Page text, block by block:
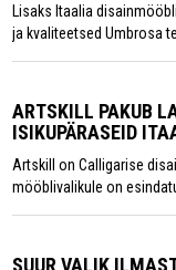
Lisaks Itaalia
ja kvaliteetsed Umbrosa
ARTSKILL PAKUB
ISIKUPÄRASEID
Artskill on Calligarise
mööblivalikule on
SUUR VALIK